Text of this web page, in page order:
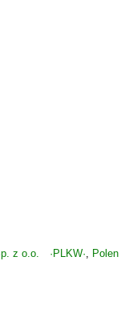
z o.o. ·PLKW·, Polen